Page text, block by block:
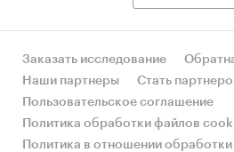
Заказать исследование
Наши партнеры
Стать
Пользовательское соглашение
Политика обработки файлов
Политика в отношении